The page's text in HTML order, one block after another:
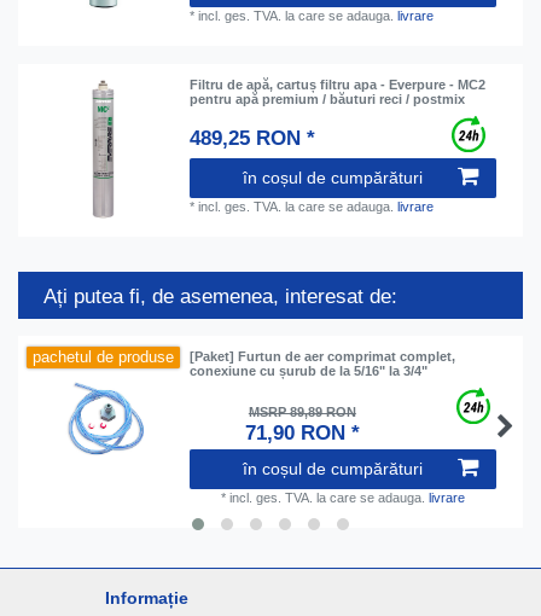
*incl. ges. TVA. la care se adauga. livrare
Filtru de apă, cartuș filtru apa - Everpure - MC2
pentru apă premium / băuturi reci / postmix
489,25 RON *
în coșul de cumpărături
*incl. ges. TVA. la care se adauga.livrare
Ați putea fi, de asemenea, interesat de:
pachetul de produse
[Paket] Furtun de aer comprimat complet,
conexiune cu șurub de la 5/16" la 3/4"
MSRP 89,89 RON
71,90 RON *
în coșul de cumpărături
* incl. ges. TVA. la care se adauga. livrare
Informație